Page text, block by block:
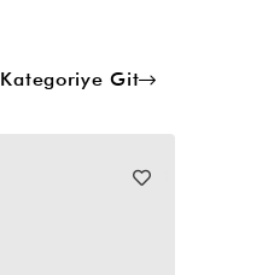
Kategoriye Git